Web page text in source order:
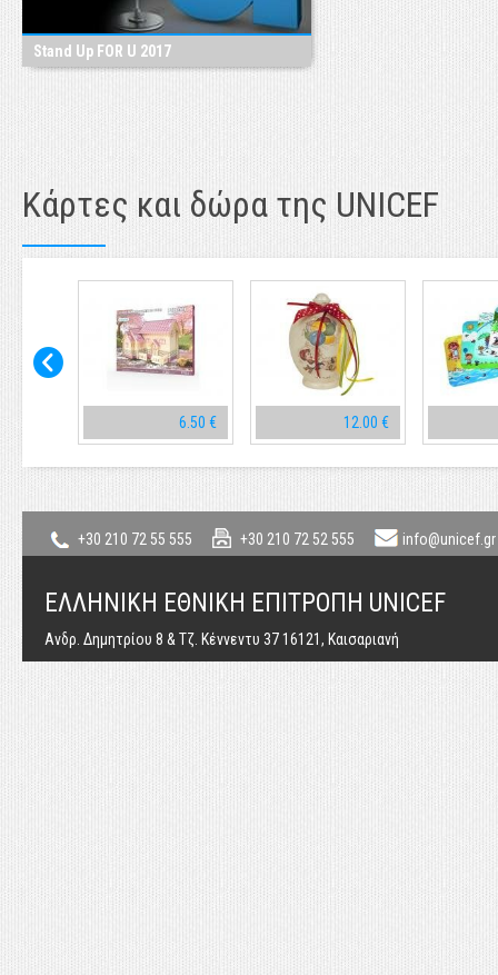
Stand Up FOR U 2017
Κάρτες και δώρα της UNICEF
6.50 € 12.00 €
+30 210 72 55 555 +30 210 72 52 555 info@unicef.gr
ΕΛΛΗΝΙΚΗ ΕΘΝΙΚΗ ΕΠΙΤΡΟΠΗ UNICEF
Ανδρ. Δημητρίου 8 & Τζ. Κέννεντυ 37 16121, Καισαριανή